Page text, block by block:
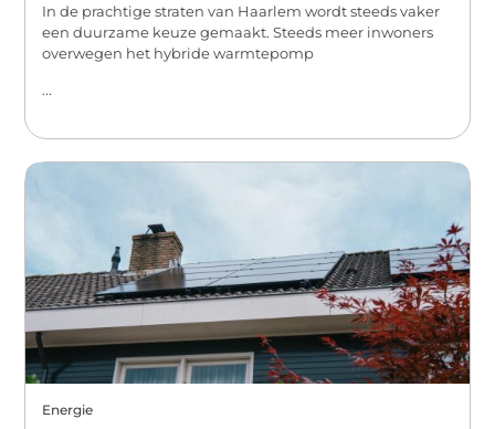
In de prachtige straten van Haarlem wordt steeds vaker
een duurzame keuze gemaakt. Steeds meer inwoners
overwegen het hybride warmtepomp
...
Energie